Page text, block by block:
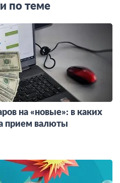
по теме
на «новые»: в каких
прием валюты